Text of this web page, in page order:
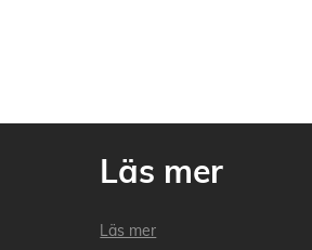
Läs mer
Läs mer